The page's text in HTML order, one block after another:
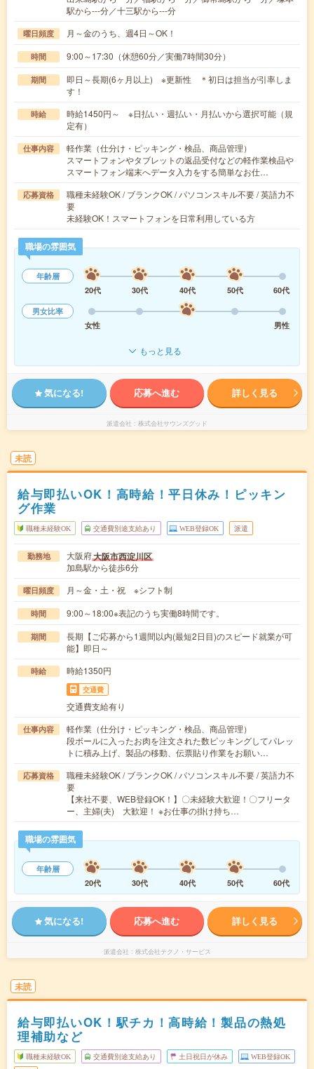
駅から---分／十三駅から---分
曜日頻度 月～金のうち、週4日～OK！
時間 9:00～17:30（休憩60分／実働7時間30分）
期間
即日～長期(6ヶ月以上) ※更新性 ＊初日は担当が引率しま
す！
時給
時給1450円～ ※日払い・週払い・月払いから選択可能（規
定有）
仕事内容
軽作業（仕分け・ピッキング・検品、商品管理）
スマートフォンやタブレットの返品受付などの軽作業検品や
スマートフォン端末へデータ入力をする簡単なお仕…
応募資格
職種未経験OK / ブランクOK / パソコンスキル不要 / 英語力不
要
未経験OK！スマートフォンを日常利用している方
職場の雰囲気
年齢層
20代
30代 40代 50代
60代
男女比率
女性
男性
もっと見る
気になる! 応募へ進む 詳しく見る
派遣会社 株式会社サウンズグッド
未読
給与即払いOK！高時給！平日休み！ピッキン
グ作業
職種未経験OK 交通費別途支給あり WEB登録OK 派遣
勤務地 大阪府大阪市西淀川区
加島駅から徒歩6分
曜日頻度 月～金・土・祝 ※シフト制
時間 9:00～18:00※表記のうち実働8時間です。
期間
長期【ご応募から1週間以内(最短2日目)のスピード就業が可
能】即日～
時給 時給1350円
交通費
交通費支給有り
仕事内容
軽作業（仕分け・ピッキング・検品、商品管理）
段ボールに入ったお肉を注文された数ピッキングしてパレッ
トに積み上げ、製品の移動、伝票貼り作業をお願い…
応募資格
職種未経験OK / ブランクOK / パソコンスキル不要 / 英語力不
要
【来社不要、WEB登録OK！】〇未経験大歓迎！〇フリータ
ー、主婦(夫) 大歓迎！ ※お仕事の掛け持ち…
職場の雰囲気
年齢層
20代
30代 40代 50代 60代
気になる! 応募へ進む 詳しく見る
派遣会社 株式会社テクノ・サービス
未読
給与即払いOK！駅チカ！高時給！製品の熱処
理補助など
職種未経験OK 交通費別途支給あり 土日祝日が休み WEB登録OK